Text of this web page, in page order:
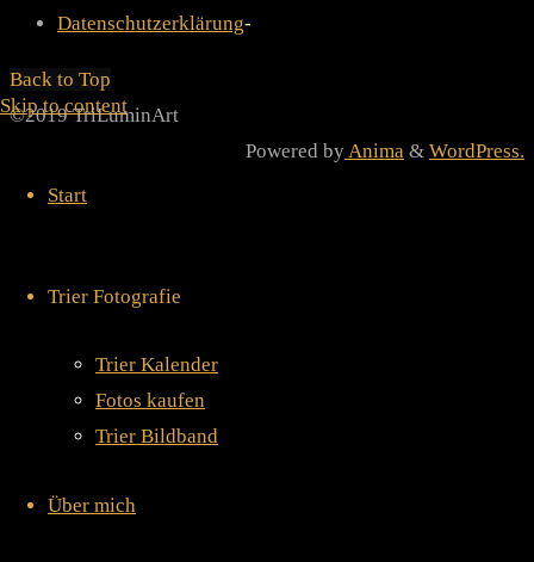
Skip to content
Start
Trier Fotografie
Trier Kalender
Fotos kaufen
Trier Bildband
Über mich
Datenschutzerklärung-
Back to Top
©2019 TriLuminArt
Powered by Anima & WordPress.